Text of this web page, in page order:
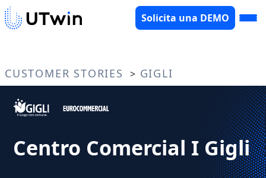
Solicita una DEMO
CUSTOMER STORIES > GIGLI
Centro Comercial I Gigli